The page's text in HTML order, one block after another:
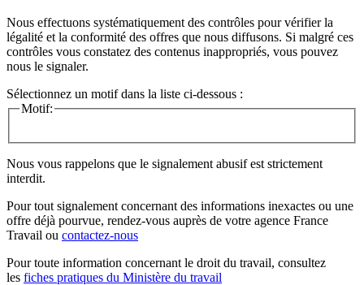
Nous effectuons systématiquement des contrôles pour vérifier la
légalité et la conformité des offres que nous diffusons. Si malgré ces
contrôles vous constatez des contenus inappropriés, vous pouvez
nous le signaler.
Sélectionnez un motif dans la liste ci-dessous :
Motif:
Nous vous rappelons que le signalement abusif est strictement
interdit.
Pour tout signalement concernant des informations inexactes ou une
offre déjà pourvue, rendez-vous auprès de votre agence France
Travail ou contactez-nous
Pour toute information concernant le droit du travail, consultez
les fiches pratiques du Ministère du travail